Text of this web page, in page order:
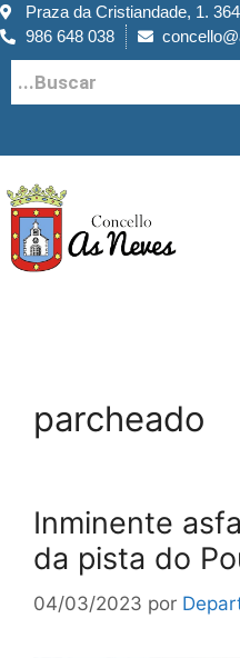
Praza da Cristiandade, 1.
986 648 038
parcheado
Inminente
da pista do
04/03/2023 por